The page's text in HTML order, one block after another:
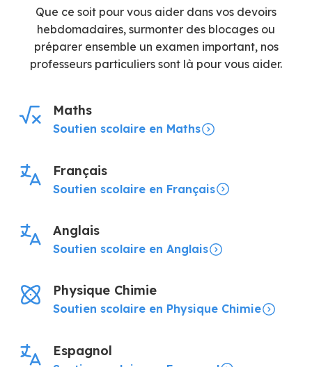
Que ce soit pour vous aider dans vos devoirs
hebdomadaires, surmonter des blocages ou
préparer ensemble un examen important, nos
professeurs particuliers sont là pour vous aider.
Maths
Soutien scolaire en Maths
Français
Soutien scolaire en Français
Anglais
Soutien scolaire en Anglais
Physique Chimie
Soutien scolaire en Physique Chimie
Espagnol